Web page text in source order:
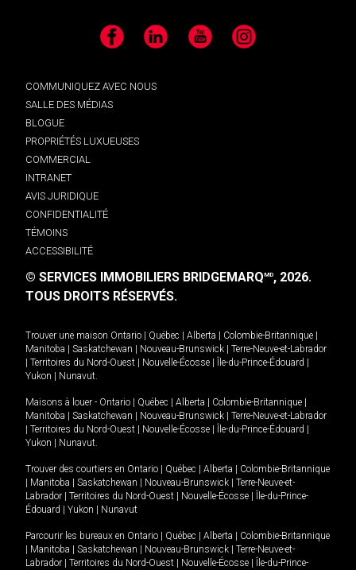
Facebook LinkedIn YouTube Instagram
COMMUNIQUEZ AVEC NOUS
SALLE DES MÉDIAS
BLOGUE
PROPRIÉTÉS LUXUEUSES
COMMERCIAL
INTRANET
AVIS JURIDIQUE
CONFIDENTIALITÉ
TÉMOINS
ACCESSIBILITÉ
© SERVICES IMMOBILIERS BRIDGEMARQMD, 2026.
TOUS DROITS RÉSERVÉS.
Trouver une maison Ontario Québec Alberta Colombie-Britannique
Manitoba
Saskatchewan Nouveau-Brunswick
Terre-Neuve-et-Labrador
Territoires du Nord-Ouest Nouvelle-Écosse Île-du-Prince-Édouard
Yukon
Nunavut.
Maisons à louer - Ontario Québec Alberta Colombie-Britannique
Manitoba
Saskatchewan Nouveau-Brunswick
Terre-Neuve-et-Labrador
Territoires du Nord-Ouest Nouvelle-Écosse Île-du-Prince-Édouard
Yukon
Nunavut.
Trouver des courtiers en Ontario Québec Alberta
Colombie-Britannique
Manitoba Saskatchewan Nouveau-Brunswick
Terre-Neuve-et-
Labrador
Territoires du Nord-Ouest Nouvelle-Écosse
Île-du-Prince-
Édouard
Yukon Nunavut
Parcourir les bureaux en Ontario Québec Alberta
Colombie-Britannique
Manitoba Saskatchewan Nouveau-Brunswick
Terre-Neuve-et-
Labrador
Territoires du Nord-Ouest Nouvelle-Écosse
Île-du-Prince-